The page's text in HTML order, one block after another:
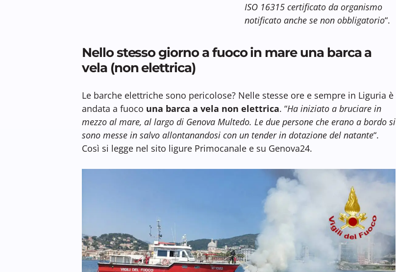
ISO 16315 certificato da organismo
notificato anche se non obbligatorio“.
Nello stesso giorno a fuoco in mare una barca a
vela (non elettrica)
Le barche elettriche sono pericolose? Nelle stesse ore e sempre in Liguria è
andata a fuoco una barca a vela non elettrica. “Ha iniziato a bruciare in
mezzo al mare, al largo di Genova Multedo. Le due persone che erano a bordo si
sono messe in salvo allontanandosi con un tender in dotazione del natante“.
Così si legge nel sito ligure Primocanale e su Genova24.